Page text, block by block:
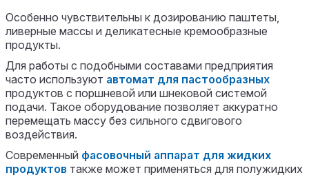
Особенно чувствительны к дозированию паштеты,
ливерные массы и деликатесные кремообразные
продукты.
Для работы с подобными составами предприятия
часто используют автомат для пастообразных
продуктов с поршневой или шнековой системой
подачи. Такое оборудование позволяет аккуратно
перемещать массу без сильного сдвигового
воздействия.
Современный фасовочный аппарат для жидких
продуктов также может применяться для полужидких